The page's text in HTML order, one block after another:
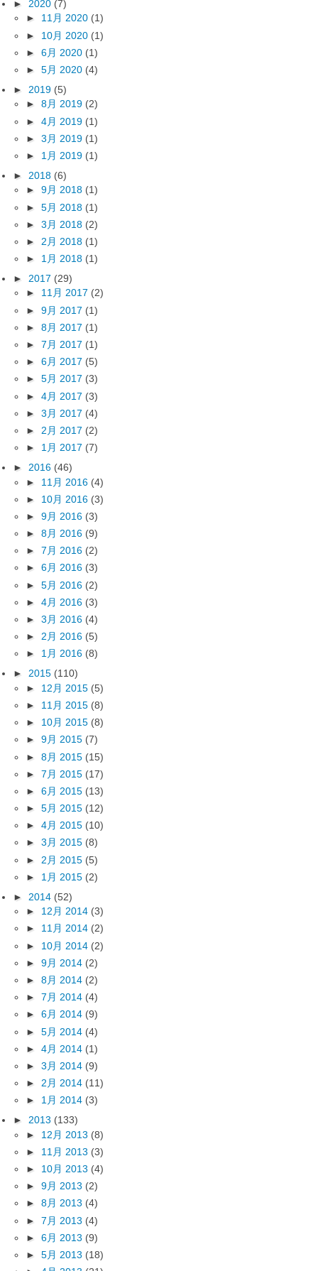
► 2020 (7)
► 11月 2020 (1)
► 10月 2020 (1)
► 6月 2020 (1)
► 5月 2020 (4)
► 2019 (5)
► 8月 2019 (2)
► 4月 2019 (1)
► 3月 2019 (1)
► 1月 2019 (1)
► 2018 (6)
► 9月 2018 (1)
► 5月 2018 (1)
► 3月 2018 (2)
► 2月 2018 (1)
► 1月 2018 (1)
► 2017 (29)
► 11月 2017 (2)
► 9月 2017 (1)
► 8月 2017 (1)
► 7月 2017 (1)
► 6月 2017 (5)
► 5月 2017 (3)
► 4月 2017 (3)
► 3月 2017 (4)
► 2月 2017 (2)
► 1月 2017 (7)
► 2016 (46)
► 11月 2016 (4)
► 10月 2016 (3)
► 9月 2016 (3)
► 8月 2016 (9)
► 7月 2016 (2)
► 6月 2016 (3)
► 5月 2016 (2)
► 4月 2016 (3)
► 3月 2016 (4)
► 2月 2016 (5)
► 1月 2016 (8)
► 2015 (110)
► 12月 2015 (5)
► 11月 2015 (8)
► 10月 2015 (8)
► 9月 2015 (7)
► 8月 2015 (15)
► 7月 2015 (17)
► 6月 2015 (13)
► 5月 2015 (12)
► 4月 2015 (10)
► 3月 2015 (8)
► 2月 2015 (5)
► 1月 2015 (2)
► 2014 (52)
► 12月 2014 (3)
► 11月 2014 (2)
► 10月 2014 (2)
► 9月 2014 (2)
► 8月 2014 (2)
► 7月 2014 (4)
► 6月 2014 (9)
► 5月 2014 (4)
► 4月 2014 (1)
► 3月 2014 (9)
► 2月 2014 (11)
► 1月 2014 (3)
► 2013 (133)
► 12月 2013 (8)
► 11月 2013 (3)
► 10月 2013 (4)
► 9月 2013 (2)
► 8月 2013 (4)
► 7月 2013 (4)
► 6月 2013 (9)
► 5月 2013 (18)